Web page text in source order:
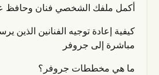
أكمل ملفك الشخصي فنان وحافظ
كيفية إعادة توجيه الفنانين الذين
مباشرة إلى جروفر
ما هي مخططات جروفر؟